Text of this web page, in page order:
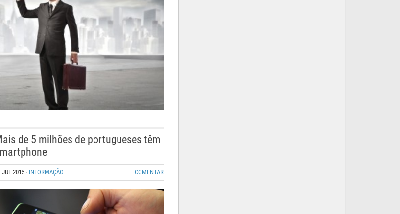
de 5 milhões de portugueses têm
JUL 2015 · INFORMAÇÃO COMENTAR